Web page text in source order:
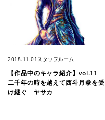
2018.11.01 スタッフルーム
【作品中のキャラ紹介】vol.11
二千年の時を越えて西斗月拳を受
け継ぐ ヤサカ